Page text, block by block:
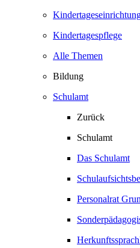
Kindertagespflege
Alle Themen
Bildung
Schulamt
Zurück
Schulamt
Das Schulamt
Personalrat